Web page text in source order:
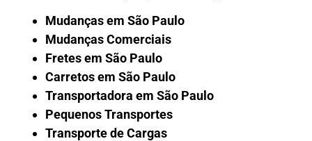
Mudanças em São Paulo
Mudanças Comerciais
Fretes em São Paulo
Carretos em São Paulo
Transportadora em São Paulo
Pequenos Transportes
Transporte de Cargas